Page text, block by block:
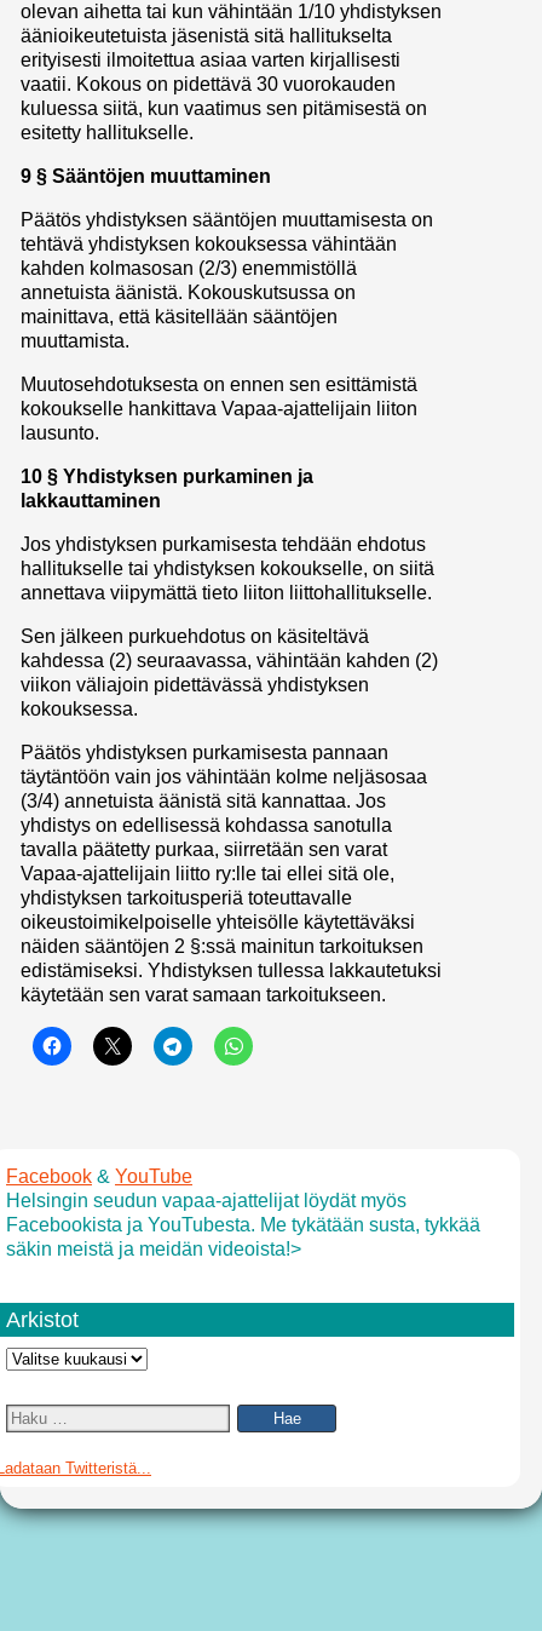
olevan aihetta tai kun vähintään 1/10 yhdistyksen
äänioikeutetuista jäsenistä sitä hallitukselta
erityisesti ilmoitettua asiaa varten kirjallisesti
vaatii. Kokous on pidettävä 30 vuorokauden
kuluessa siitä, kun vaatimus sen pitämisestä on
esitetty hallitukselle.
9 § Sääntöjen muuttaminen
Päätös yhdistyksen sääntöjen muuttamisesta on
tehtävä yhdistyksen kokouksessa vähintään
kahden kolmasosan (2/3) enemmistöllä
annetuista äänistä. Kokouskutsussa on
mainittava, että käsitellään sääntöjen
muuttamista.
Muutosehdotuksesta on ennen sen esittämistä
kokoukselle hankittava Vapaa-ajattelijain liiton
lausunto.
10 § Yhdistyksen purkaminen ja
lakkauttaminen
Jos yhdistyksen purkamisesta tehdään ehdotus
hallitukselle tai yhdistyksen kokoukselle, on siitä
annettava viipymättä tieto liiton liittohallitukselle.
Sen jälkeen purkuehdotus on käsiteltävä
kahdessa (2) seuraavassa, vähintään kahden (2)
viikon väliajoin pidettävässä yhdistyksen
kokouksessa.
Päätös yhdistyksen purkamisesta pannaan
täytäntöön vain jos vähintään kolme neljäsosaa
(3/4) annetuista äänistä sitä kannattaa. Jos
yhdistys on edellisessä kohdassa sanotulla
tavalla päätetty purkaa, siirretään sen varat
Vapaa-ajattelijain liitto ry:lle tai ellei sitä ole,
yhdistyksen tarkoitusperiä toteuttavalle
oikeustoimikelpoiselle yhteisölle käytettäväksi
näiden sääntöjen 2 §:ssä mainitun tarkoituksen
edistämiseksi. Yhdistyksen tullessa lakkautetuksi
käytetään sen varat samaan tarkoitukseen.
Facebook & YouTube
Helsingin seudun vapaa-ajattelijat löydät myös
Facebookista ja YouTubesta. Me tykätään susta, tykkää
säkin meistä ja meidän videoista!>
Arkistot
Twitteristä...